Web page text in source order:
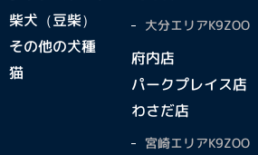
柴犬（豆柴）
その他の犬種
猫
大分エリアK9ZOO
府内店
パークプレイス店
わさだ店
宮崎エリアK9ZOO